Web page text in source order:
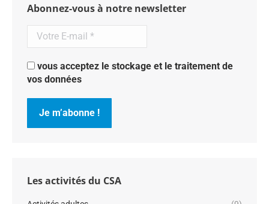
Abonnez-vous à notre newsletter
vous acceptez le stockage et le traitement de
vos données
Les activités du CSA